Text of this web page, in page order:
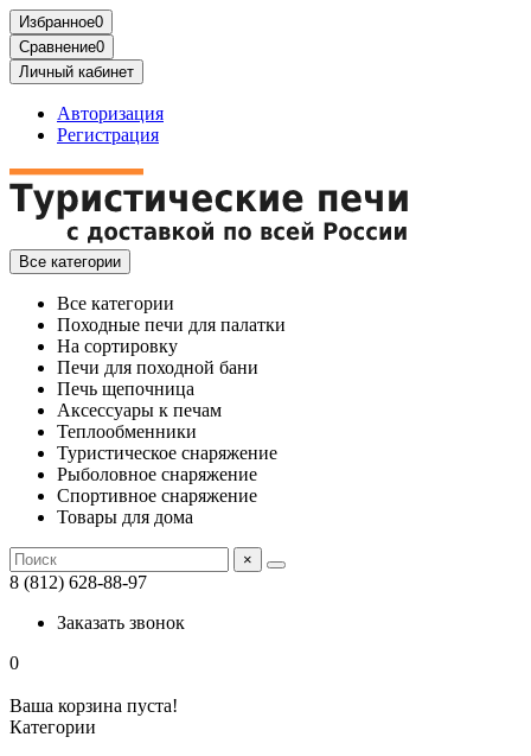
Избранное0
Сравнение0
Личный кабинет
Авторизация
Регистрация
Все категории
Все категории
Походные печи для палатки
На сортировку
Печи для походной бани
Печь щепочница
Аксессуары к печам
Теплообменники
Туристическое снаряжение
Рыболовное снаряжение
Спортивное снаряжение
Товары для дома
×
8 (812) 628-88-97
Заказать звонок
0
Ваша корзина пуста!
Категории